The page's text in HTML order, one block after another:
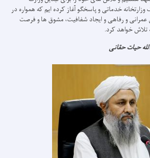
خدماتی و پاسخگو آغاز کرده ایم که همواره در
عمرانی و رفاهی و ایجاد شفافیت، مشوق ها و فرصت
خواهد کرد.
حیات حقانی